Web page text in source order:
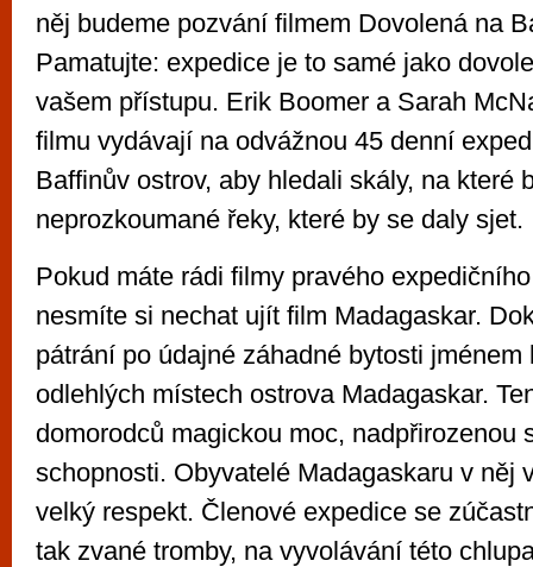
něj budeme pozvání filmem Dovolená na
Pamatujte: expedice je to samé jako
vašem přístupu. Erik Boomer a Sarah
filmu vydávají na odvážnou 45 denní
Baffinův ostrov, aby hledali skály, na které
neprozkoumané řeky, které by se daly sjet.
Pokud máte rádi filmy pravého
nesmíte si nechat ujít film Madagaskar.
pátrání po údajné záhadné bytosti
odlehlých místech ostrova Madagaskar.
domorodců magickou moc, nadpřirozenou
schopnosti. Obyvatelé Madagaskaru v něj
velký respekt. Členové expedice se
tak zvané tromby, na vyvolávání této